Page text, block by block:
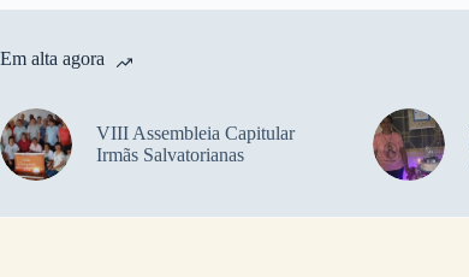
Em alta agora
VIII Assembleia Capitular
Irmãs Salvatorianas